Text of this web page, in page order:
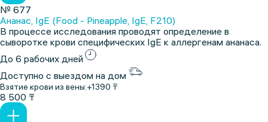
№ 677
Ананас, IgE (Food - Pineapple, IgE, F210)
В процессе исследования проводят определение в
сыворотке крови специфических IgE к аллергенам ананаса.
До 6 рабочих дней
Доступно с выездом на дом
Взятие крови из вены:+1390 ₸
8 500 ₸